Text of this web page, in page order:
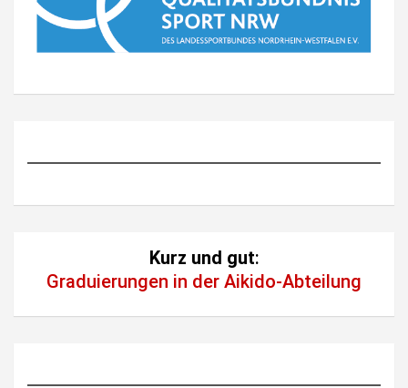
Kurz und gut:
Graduierungen in der Aikido-Abteilung